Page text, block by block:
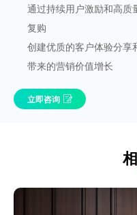
通过持续用户激励和高质
复购
创建优质的客户体验分享
带来的营销价值增长
立即咨询